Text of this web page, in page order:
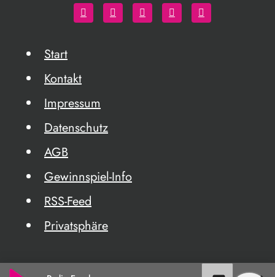
Start
Kontakt
Impressum
Datenschutz
AGB
Gewinnspiel-Info
RSS-Feed
Privatsphäre